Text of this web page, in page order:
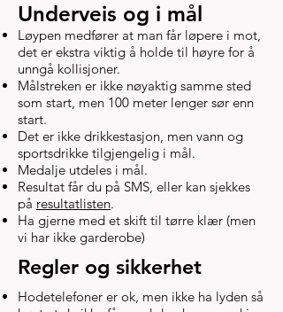
Underveis og i mål
Løypen medfører at man får løpere i mot,
det er ekstra viktig å holde til høyre for å
unngå kollisjoner.
Målstreken er ikke nøyaktig samme sted
som start, men 100 meter lenger sør enn
start.
Det er ikke drikkestasjon, men vann og
sportsdrikke tilgjengelig i mål.
Medalje utdeles i mål.
Resultat får du på SMS, eller kan sjekkes
på resultatlisten.
Ha gjerne med et skift til tørre klær (men
vi har ikke garderobe)
Regler og sikkerhet
Hodetelefoner er ok, men ikke ha lyden så